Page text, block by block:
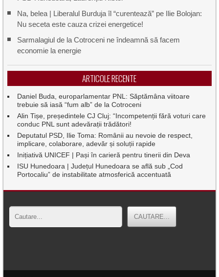
Na, belea | Liberalul Burduja îl “curentează” pe Ilie Bolojan:
Nu seceta este cauza crizei energetice!
Sarmalagiul de la Cotroceni ne îndeamnă să facem
economie la energie
ARTICOLE RECENTE
Daniel Buda, europarlamentar PNL: Săptămâna viitoare
trebuie să iasă “fum alb” de la Cotroceni
Alin Tișe, președintele CJ Cluj: “Incompetenții fără voturi care
conduc PNL sunt adevărații trădători!
Deputatul PSD, Ilie Toma: Românii au nevoie de respect,
implicare, colaborare, adevăr și soluții rapide
Inițiativă UNICEF | Pași în carieră pentru tinerii din Deva
ISU Hunedoara | Județul Hunedoara se află sub „Cod
Portocaliu” de instabilitate atmosferică accentuată